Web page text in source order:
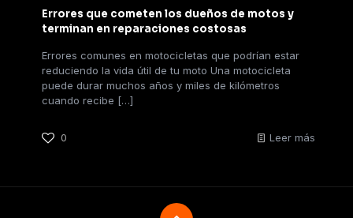
Errores que cometen los dueños de motos y
terminan en reparaciones costosas
Errores comunes en motocicletas que podrían estar
reduciendo la vida útil de tu moto Una motocicleta
puede durar muchos años y miles de kilómetros
cuando recibe […]
0 Leer más